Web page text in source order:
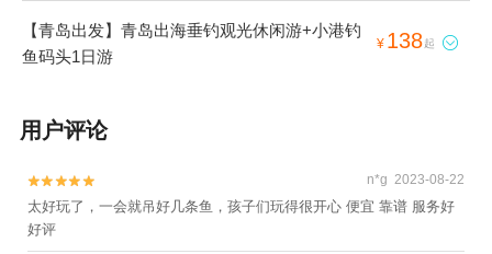
港+青岛湾+青岛海上观光+青岛太平山+青岛出
海垂钓观光休闲游+青岛唐岛湾+小港钓鱼码头1
【青岛出发】青岛出海垂钓观光休闲游+小港钓
鱼码头1日游
¥ 138起 
用户评论

 n*g 2023-08-22
太好玩了，一会就吊好几条鱼，孩子们玩得很开心 便宜 靠谱 服务好
好评